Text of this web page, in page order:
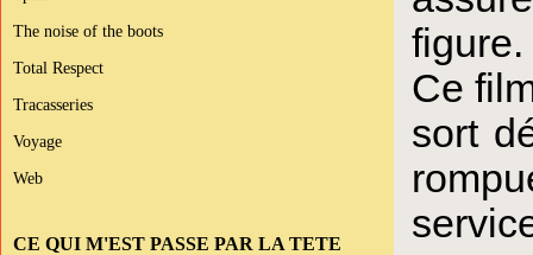
The noise of the boots
Total Respect
Tracasseries
Voyage
Web
CE QUI M'EST PASSE PAR LA TETE
Ce
sort